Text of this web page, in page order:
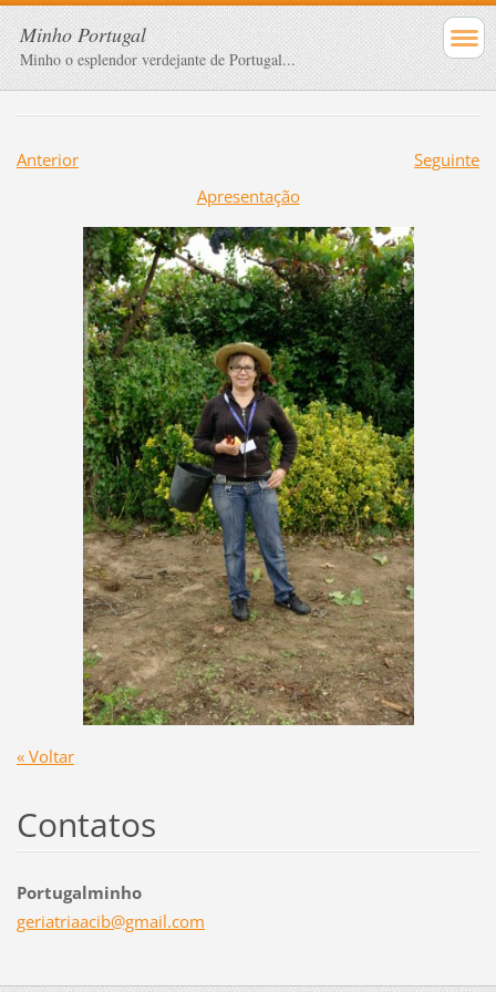
Minho Portugal
Minho o esplendor verdejante de Portugal...
Anterior
Seguinte
Apresentação
« Voltar
Contatos
Portugalminho
geriatriaacib@gmail.com